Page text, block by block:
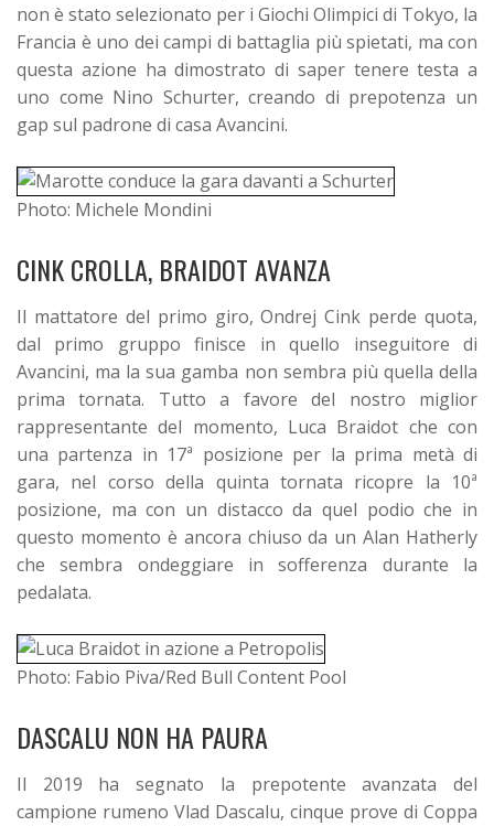
non è stato selezionato per i Giochi Olimpici di Tokyo, la
Francia è uno dei campi di battaglia più spietati, ma con
questa azione ha dimostrato di saper tenere testa a
uno come Nino Schurter, creando di prepotenza un
gap sul padrone di casa Avancini.
Photo: Michele Mondini
CINK CROLLA, BRAIDOT AVANZA
Il mattatore del primo giro, Ondrej Cink perde quota,
dal primo gruppo finisce in quello inseguitore di
Avancini, ma la sua gamba non sembra più quella della
prima tornata. Tutto a favore del nostro miglior
rappresentante del momento, Luca Braidot che con
una partenza in 17ª posizione per la prima metà di
gara, nel corso della quinta tornata ricopre la 10ª
posizione, ma con un distacco da quel podio che in
questo momento è ancora chiuso da un Alan Hatherly
che sembra ondeggiare in sofferenza durante la
pedalata.
Photo: Fabio Piva/Red Bull Content Pool
DASCALU NON HA PAURA
Il 2019 ha segnato la prepotente avanzata del
campione rumeno Vlad Dascalu, cinque prove di Coppa